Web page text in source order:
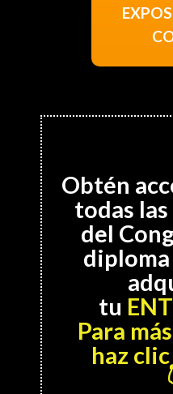
Obtén
todas
del
tu
Para
haz